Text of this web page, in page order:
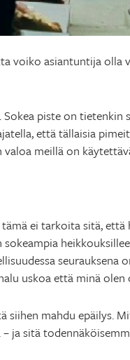
asiantuntija olla
. Sokea piste on tietenkin
että tällaisia
valoa meillä on
ei tarkoita sitä, että
uskoa että minä olen
mahdu epäilys.
ja sitä